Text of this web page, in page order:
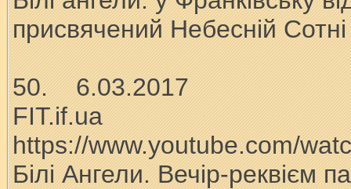
присвячений Небесній Сотні
50. 6.03.2017
FIT.if.ua
https://www.youtube.com/
Білі Ангели. Вечір-реквієм